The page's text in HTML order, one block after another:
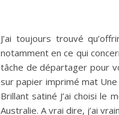
J’ai toujours trouvé
notamment en ce qui
tâche de départager pour
sur papier imprimé mat
Brillant satiné J’ai choisi le
Australie. A vrai dire, j’ai